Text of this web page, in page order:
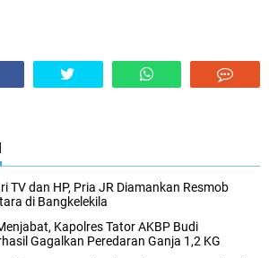
TV dan HP, Pria JR Diamankan Resmob
di Bangkelekila
Kapolres Tator AKBP Budi
Gagalkan Peredaran Ganja 1,2 KG